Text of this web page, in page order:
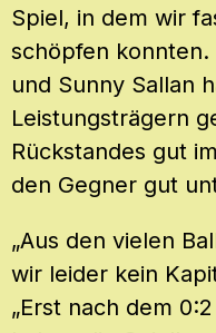
Spiel, in dem wir
schöpfen konnten.
und Sunny Sallan
Leistungsträgern
Rückstandes gut
den Gegner gut
„Aus den vielen
wir leider kein
„Erst nach dem